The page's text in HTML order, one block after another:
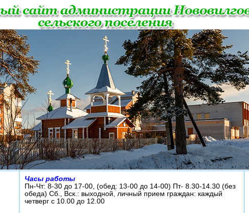
Часы работы
Пн-Чт: 8-30 до 17-00, (обед: 13-00 до 14-00) Пт- 8.30-14.30 (без
обеда) Сб., Вск.: выходной, личный прием граждан: каждый
четверг с 10.00 до 12.00